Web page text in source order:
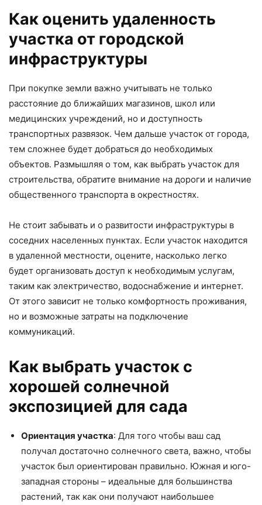
Как оценить удаленность
участка от городской
инфраструктуры
При покупке земли важно учитывать не только
расстояние до ближайших магазинов, школ или
медицинских учреждений, но и доступность
транспортных развязок. Чем дальше участок от города,
тем сложнее будет добраться до необходимых
объектов. Размышляя о том, как выбрать участок для
строительства, обратите внимание на дороги и наличие
общественного транспорта в окрестностях.
Не стоит забывать и о развитости инфраструктуры в
соседних населенных пунктах. Если участок находится
в удаленной местности, оцените, насколько легко
будет организовать доступ к необходимым услугам,
таким как электричество, водоснабжение и интернет.
От этого зависит не только комфортность проживания,
но и возможные затраты на подключение
коммуникаций.
Как выбрать участок с
хорошей солнечной
экспозицией для сада
Ориентация участка: Для того чтобы ваш сад
получал достаточно солнечного света, важно, чтобы
участок был ориентирован правильно. Южная и юго-
западная стороны – идеальные для большинства
растений, так как они получают наибольшее